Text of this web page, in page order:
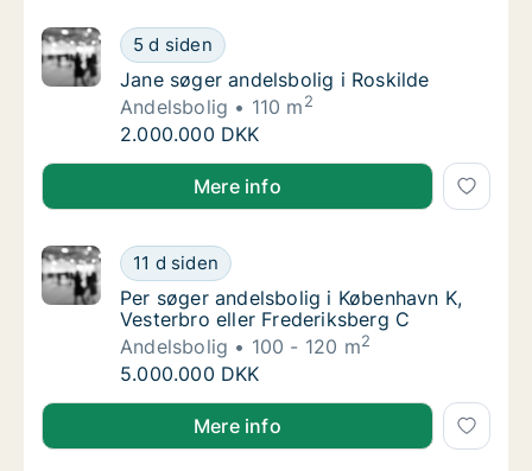
Jane søger andelsbolig i Roskilde
5 d siden
Jane søger andelsbolig i Roskilde
Jane søger andelsbolig i Roskilde
Andelsbolig
110 m2
Jane søger andelsbolig i Roskilde
2.000.000 DKK
Jane søger andelsbolig i Roskilde
Mere info
Per søger andelsbolig i København K,
11 d siden
Per søger andelsbolig i København K,
Per søger andelsbolig i København K,
Vesterbro eller Frederiksberg C
Andelsbolig
100 - 120 m2
Per søger andelsbolig i København K,
5.000.000 DKK
Per søger andelsbolig i København K, Vesterbro
Mere info